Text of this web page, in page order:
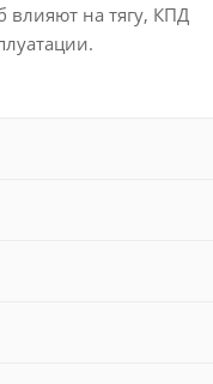
на тягу, КПД